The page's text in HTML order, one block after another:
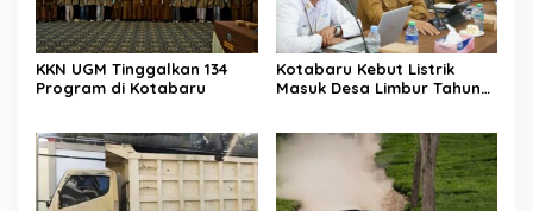
KKN UGM Tinggalkan 134
Program di Kotabaru
Kotabaru Kebut Listrik
Masuk Desa Limbur Tahun